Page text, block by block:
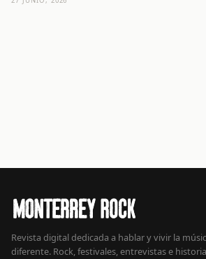
Revista digital dedicada a hablar y vivir la
diferente. Rock, festivales, entrevistas e